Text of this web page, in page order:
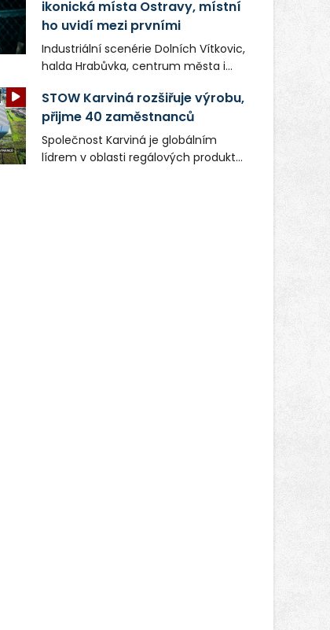
ikonická místa Ostravy, místní
ho uvidí mezi prvními
Industriální scenérie Dolních Vítkovic,
halda Hrabůvka, centrum města i
v novém filmu Bojovník, který vstoupí
do kin už 13. srpna. Režiséři Vojtěch
Frič a Tomáš Dianiška si
moravskoslezskou metropoli
nevybrali náhodou – její syrová
STOW Karviná rozšiřuje výrobu,
přijme 40 zaměstnanců
Společnost Karviná je globálním
lídrem v oblasti regálových produktů